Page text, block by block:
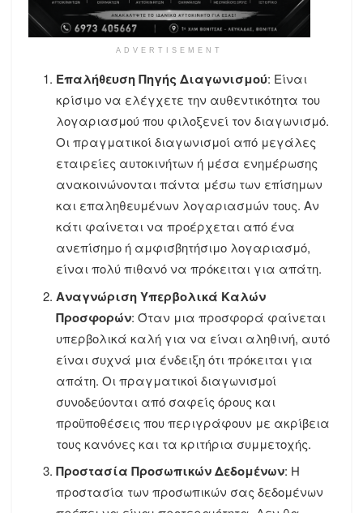
ADVERTISEMENT
Επαλήθευση Πηγής Διαγωνισμού: Είναι
κρίσιμο να ελέγχετε την αυθεντικότητα του
λογαριασμού που φιλοξενεί τον διαγωνισμό.
Οι πραγματικοί διαγωνισμοί από μεγάλες
εταιρείες αυτοκινήτων ή μέσα ενημέρωσης
ανακοινώνονται πάντα μέσω των επίσημων
και επαληθευμένων λογαριασμών τους. Αν
κάτι φαίνεται να προέρχεται από ένα
ανεπίσημο ή αμφισβητήσιμο λογαριασμό,
είναι πολύ πιθανό να πρόκειται για απάτη.
Αναγνώριση Υπερβολικά Καλών
Προσφορών: Όταν μια προσφορά φαίνεται
υπερβολικά καλή για να είναι αληθινή, αυτό
είναι συχνά μια ένδειξη ότι πρόκειται για
απάτη. Οι πραγματικοί διαγωνισμοί
συνοδεύονται από σαφείς όρους και
προϋποθέσεις που περιγράφουν με ακρίβεια
τους κανόνες και τα κριτήρια συμμετοχής.
Προστασία Προσωπικών Δεδομένων: Η
προστασία των προσωπικών σας δεδομένων